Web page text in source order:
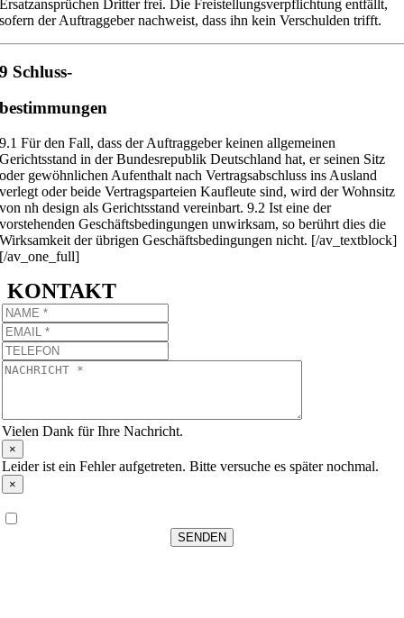
ErsatzansprüchenDritter frei. Die Freistellungsverpflichtung entfällt,
sofern der Auftraggebernachweist, dass ihn kein Verschulden trifft.
9 Schluss-
bestimmungen
9.1 Für den Fall, dass der Auftraggeber keinen allgemeinen
Gerichtsstand inder Bundesrepublik Deutschland hat, er seinen Sitz
oder gewöhnlichen Aufenthalt nach Vertragsabschluss ins Ausland
verlegt oder beide Vertragsparteien Kaufleute sind, wird der Wohnsitz
von nh design als Gerichtsstand vereinbart.9.2 Ist eine der
vorstehenden Geschäftsbedingungen unwirksam, so berührtdies die
Wirksamkeit der übrigen Geschäftsbedingungen nicht. [/av_textblock]
[/av_one_full]
KONTAKT
Vielen Dank für Ihre Nachricht.
×
Leider ist ein Fehler aufgetreten. Bitte versuche es später nochmal.
×
SENDEN